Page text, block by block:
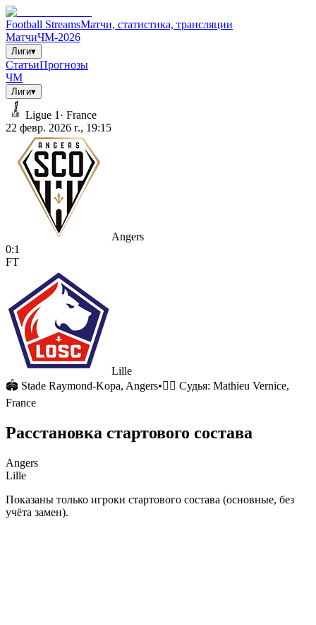
Football StreamsМатчи, статистика, трансляции
МатчиЧМ-2026
Лиги▾
СтатьиПрогнозы
ЧМ
Лиги▾
Ligue 1 · France
22 февр. 2026 г., 19:15
Angers
0:1
FT
Lille
🏟 Stade Raymond-Kopa, Angers•🧑‍⚖️ Судья: Mathieu Vernice,
France
Расстановка стартового состава
Angers
Lille
Показаны только игроки стартового состава (основные, без
учёта замен).